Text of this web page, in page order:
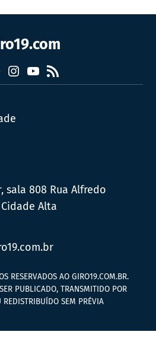
Instagram
YouTube
RSS
sala 808 Rua Alfredo
Alta
RESERVADOS AO GIRO19.COM.BR.
PUBLICADO, TRANSMITIDO POR
REDISTRIBUÍDO SEM PRÉVIA